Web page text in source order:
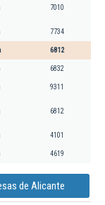
7010
7734
6812
6832
9311
6812
4101
4619
de Alicante